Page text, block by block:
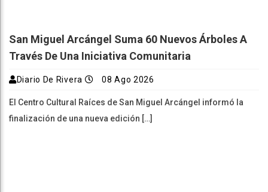
San Miguel Arcángel Suma 60 Nuevos Árboles A
Través De Una Iniciativa Comunitaria
Diario De Rivera 08 Ago 2026
El Centro Cultural Raíces de San Miguel Arcángel informó la
finalización de una nueva edición […]